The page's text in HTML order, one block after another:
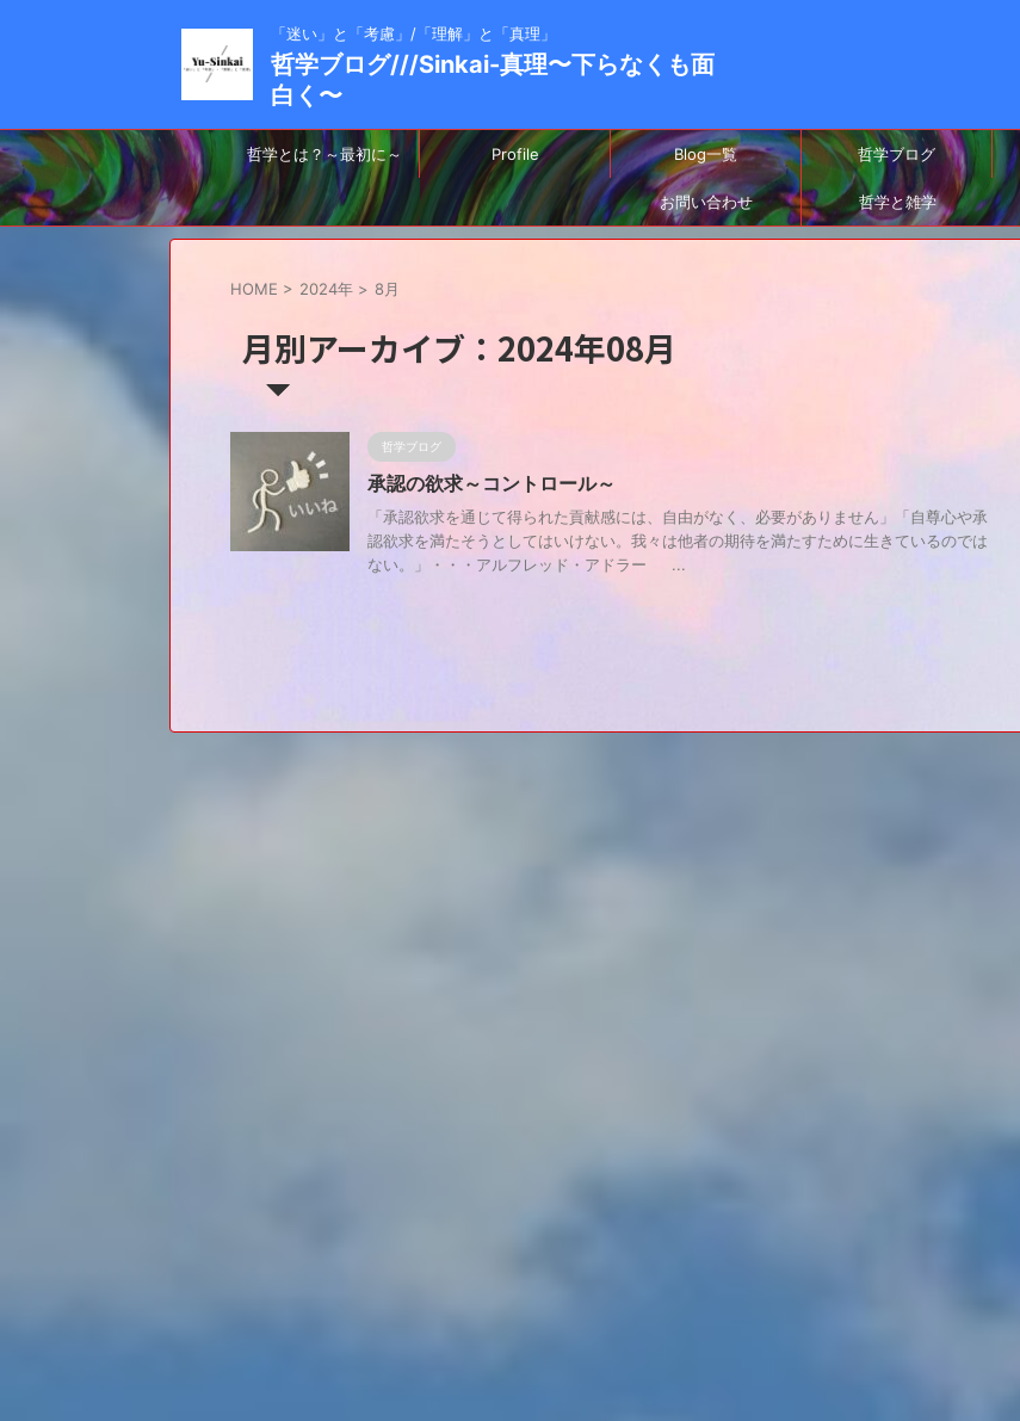
「迷い」と「考慮」/「理解」と「真理」
哲学ブログ///Sinkai-真理〜下らなくも面
白く〜
哲学とは？～最初に～ Profile Blog一覧 哲学ブログ
お問い合わせ 哲学と雑学
HOME > 2024年 > 8月
月別アーカイブ：2024年08月
哲学ブログ
承認の欲求～コントロール～
「承認欲求を通じて得られた貢献感には、自由がなく、必要がありません」「自尊心や承
認欲求を満たそうとしてはいけない。我々は他者の期待を満たすために生きているのでは
ない。」・・・アルフレッド・アドラー ...